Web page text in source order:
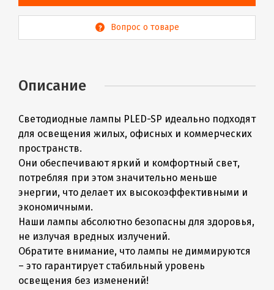
Вопрос о товаре
Описание
Светодиодные лампы PLED-SP идеально подходят
для освещения жилых, офисных и коммерческих
пространств.
Они обеспечивают яркий и комфортный свет,
потребляя при этом значительно меньше
энергии, что делает их высокоэффективными и
экономичными.
Наши лампы абсолютно безопасны для здоровья,
не излучая вредных излучений.
Обратите внимание, что лампы не диммируются
– это гарантирует стабильный уровень
освещения без изменений!